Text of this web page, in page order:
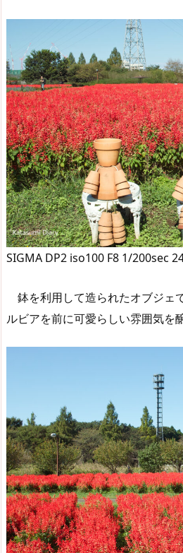
SIGMA DP2 iso100 F8 1/200sec
鉢を利用して造られたオブジェ
ルビアを前に可愛らしい雰囲気を